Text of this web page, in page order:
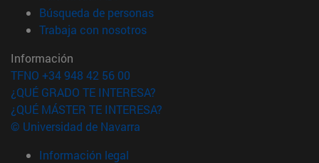
Búsqueda de personas(abre en nueva ventana)
Trabaja con nosotros(abre en nueva ventana)
Información
TFNO +34 948 42 56 00
¿QUÉ GRADO TE INTERESA?
¿QUÉ MÁSTER TE INTERESA?
© Universidad de Navarra
Información legal